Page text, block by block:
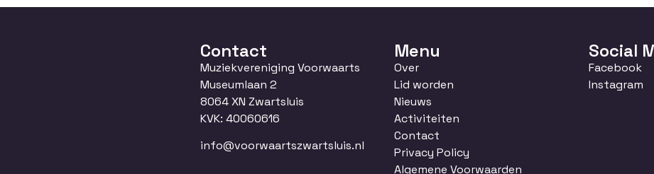
Contact
Muziekvereniging Voorwaarts
Museumlaan 2
8064 XN Zwartsluis
KVK: 40060616
info@voorwaartszwartsluis.nl
Menu
Over
Lid worden
Nieuws
Activiteiten
Contact
Privacy Policy
Algemene Voorwaarden
Social
Facebook
Instagram